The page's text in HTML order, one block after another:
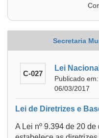
Secretaria
C-027
Lei Nacional
Publicado
06/03/2017
Lei de Diretrizes e
A Lei nº 9.394 de 20